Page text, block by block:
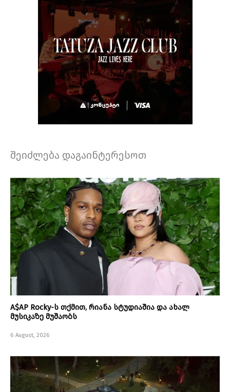
შეიძლება დაგაინტერესოთ
A$AP Rocky-ს თქმით, რიანა სტუდიაშია და ახალ
მუსიკაზე მუშაობს
6 August, 2026